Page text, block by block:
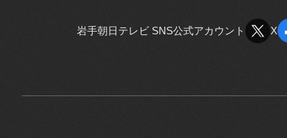
岩手朝日テレビ SNS公式アカウント
X